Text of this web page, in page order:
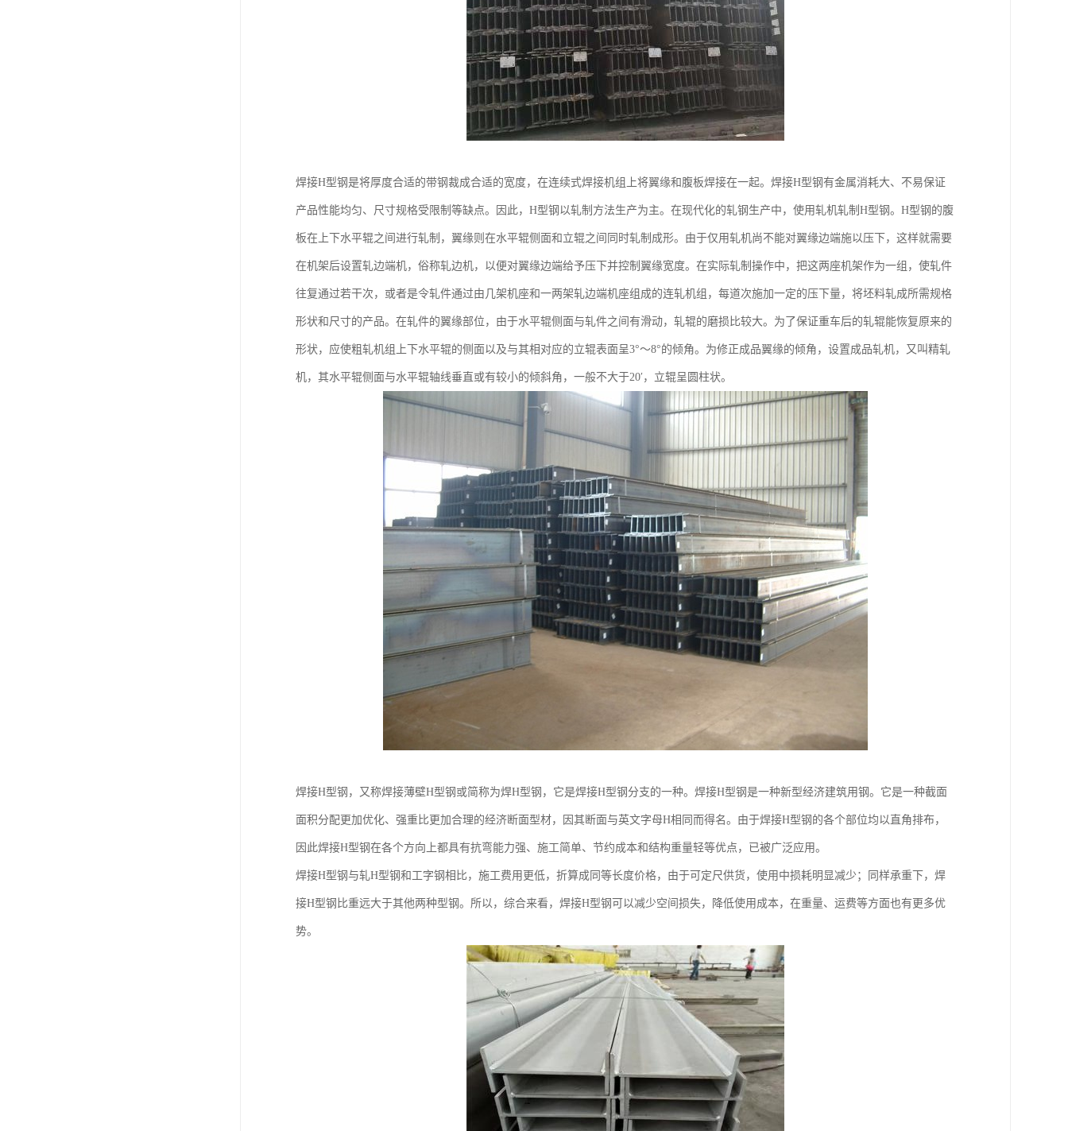
焊接H型钢是将厚度合适的带钢裁成合适的宽度，在连续式焊接机组上将翼缘和腹板焊接在一起。焊接H型钢有金属消耗大、不易保证
产品性能均匀、尺寸规格受限制等缺点。因此，H型钢以轧制方法生产为主。在现代化的轧钢生产中，使用轧机轧制H型钢。H型钢的腹
板在上下水平辊之间进行轧制，翼缘则在水平辊侧面和立辊之间同时轧制成形。由于仅用轧机尚不能对翼缘边端施以压下，这样就需要
在机架后设置轧边端机，俗称轧边机，以便对翼缘边端给予压下并控制翼缘宽度。在实际轧制操作中，把这两座机架作为一组，使轧件
往复通过若干次，或者是令轧件通过由几架机座和一两架轧边端机座组成的连轧机组，每道次施加一定的压下量，将坯料轧成所需规格
形状和尺寸的产品。在轧件的翼缘部位，由于水平辊侧面与轧件之间有滑动，轧辊的磨损比较大。为了保证重车后的轧辊能恢复原来的
形状，应使粗轧机组上下水平辊的侧面以及与其相对应的立辊表面呈3°～8°的倾角。为修正成品翼缘的倾角，设置成品轧机，又叫精轧
机，其水平辊侧面与水平辊轴线垂直或有较小的倾斜角，一般不大于20′，立辊呈圆柱状。
焊接H型钢，又称焊接薄壁H型钢或简称为焊H型钢，它是焊接H型钢分支的一种。焊接H型钢是一种新型经济建筑用钢。它是一种截面
面积分配更加优化、强重比更加合理的经济断面型材，因其断面与英文字母H相同而得名。由于焊接H型钢的各个部位均以直角排布，
因此焊接H型钢在各个方向上都具有抗弯能力强、施工简单、节约成本和结构重量轻等优点，已被广泛应用。
焊接H型钢与轧H型钢和工字钢相比，施工费用更低，折算成同等长度价格，由于可定尺供货，使用中损耗明显减少；同样承重下，焊
接H型钢比重远大于其他两种型钢。所以，综合来看，焊接H型钢可以减少空间损失，降低使用成本，在重量、运费等方面也有更多优
势。